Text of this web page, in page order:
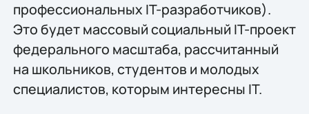
профессиональных IT-разработчиков).
Это будет массовый социальный IT-проект
федерального масштаба, рассчитанный
на школьников, студентов и молодых
специалистов, которым интересны IT.